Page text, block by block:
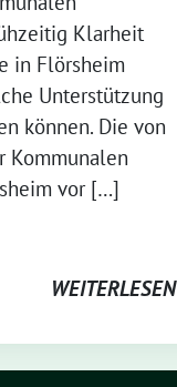
Klarheit
in Flörsheim
Unterstützung
können. Die von
Kommunalen
vor […]
WEITERLESEN